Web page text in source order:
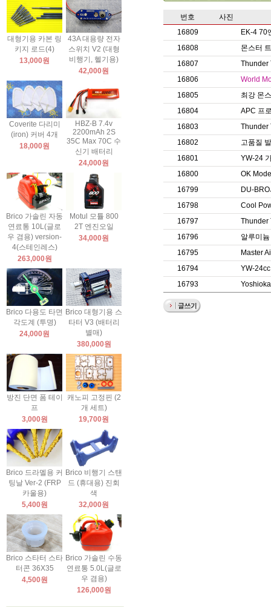
대형기용 카본 링
키지 로드(4)
13,000원
43A 대용량 전자
스위치 V2 (대형
비행기, 헬기용)
42,000원
Coverite 다리미
(iron) 커버 4개
18,000원
HBZ-B 7.4v
2200mAh 2S
35C Max 70C 수
신기 배터리
24,000원
Brico 가솔린 자동
연료통 10L(글로
우 겸용) version-
4(스테인레스)
263,000원
Motul 모튤 800
2T 엔진오일
34,000원
Brico 다용도 타면
각도계 (투명)
24,000원
Brico 대형기용 스
타터 V3 (배터리
별매)
380,000원
방진 단면 폼 테이
프
3,000원
캐노피 고정핀 (2
개 세트)
19,700원
Brico 드라멜용 커
팅날 Ver-2 (FRP
카울용)
5,400원
Brico 비행기 스탠
드 (휴대용) 진회
색
32,000원
Brico 스타터 스타
터콘 36X35
4,500원
Brico 가솔린 수동
연료통 5.0L(글로
우 겸용)
126,000원
번호
사진
16809
EK-4 70
16808
몬스터
16807
Thunder
16806
World
16805
최강 몬
16804
APC 프
16803
Thunder
16802
고품질
16801
YW-24
16800
OK
16799
DU-
16798
Cool
16797
Thunder
16796
알루미
16795
Master
16794
YW-
16793